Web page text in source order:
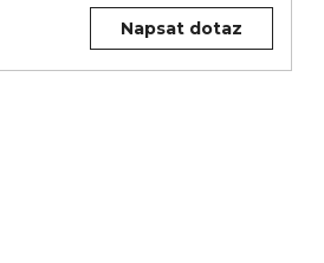
Napsat dotaz